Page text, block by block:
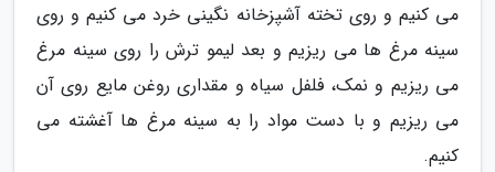
می کنیم و روی تخته آشپزخانه نگینی خرد می کنیم و روی
سینه مرغ ها می ریزیم و بعد لیمو ترش را روی سینه مرغ
می ریزیم و نمک، فلفل سیاه و مقداری روغن مایع روی آن
می ریزیم و با دست مواد را به سینه مرغ ها آغشته می
کنیم.